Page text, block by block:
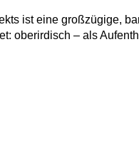
ist eine großzügige,
oberirdisch – als